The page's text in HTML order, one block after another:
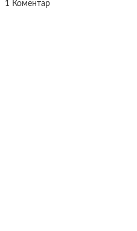
1 Коментар